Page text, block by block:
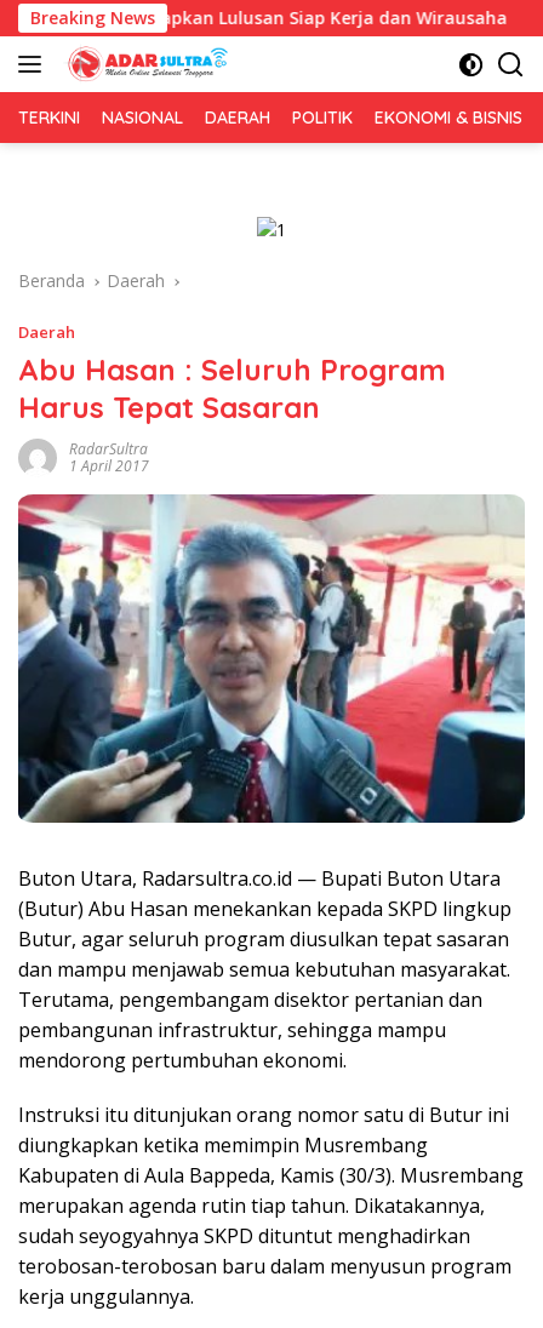
Langsung
ke
konten
Breaking News
Siapkan Lulusan Siap Kerja dan Wirausaha
TERKINI NASIONAL DAERAH POLITIK EKONOMI & BISNIS
Beranda Daerah
Daerah
Abu Hasan : Seluruh Program
Harus Tepat Sasaran
RadarSultra
1 April 2017
Buton Utara, Radarsultra.co.id — Bupati Buton Utara
(Butur) Abu Hasan menekankan kepada SKPD lingkup
Butur, agar seluruh program diusulkan tepat sasaran
dan mampu menjawab semua kebutuhan masyarakat.
Terutama, pengembangam disektor pertanian dan
pembangunan infrastruktur, sehingga mampu
mendorong pertumbuhan ekonomi.
Instruksi itu ditunjukan orang nomor satu di Butur ini
diungkapkan ketika memimpin Musrembang
Kabupaten di Aula Bappeda, Kamis (30/3). Musrembang
merupakan agenda rutin tiap tahun. Dikatakannya,
sudah seyogyahnya SKPD dituntut menghadirkan
terobosan-terobosan baru dalam menyusun program
kerja unggulannya.